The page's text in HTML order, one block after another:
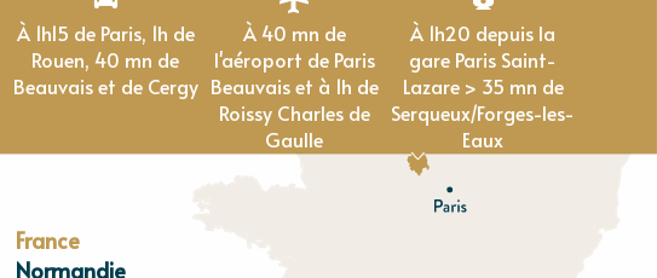
À 1h15 de Paris, 1h de
Rouen, 40 mn de
Beauvais et de Cergy
À 40 mn de
l'aéroport de Paris
Beauvais et à 1h de
Roissy Charles de
Gaulle
À 1h20 depuis la
gare Paris Saint-
Lazare > 35 mn de
Serqueux/Forges-les-
Eaux
France
Normandie